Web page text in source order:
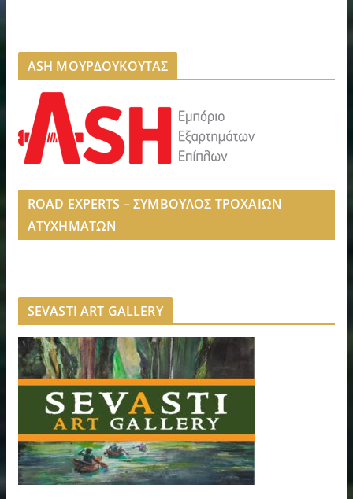
ASH ΜΟΥΡΔΟΥΚΟΥΤΑΣ
ROAD EXPERTS – ΣΥΜΒΟΥΛΟΣ ΤΡΟΧΑΙΩΝ
ΑΤΥΧΗΜΑΤΩΝ
SEVASTI ART GALLERY